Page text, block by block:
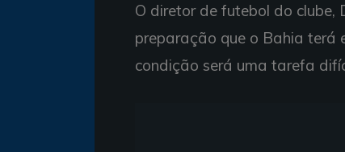
O diretor de futebol do clube,
preparação que o Bahia terá
condição será uma tarefa